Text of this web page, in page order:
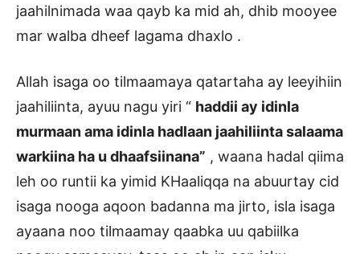
jaahilnimada waa qayb ka mid ah, dhib mooyee
mar walba dheef lagama dhaxlo .
Allah isaga oo tilmaamaya qatartaha ay leeyihiin
jaahiliinta, ayuu nagu yiri “ haddii ay idinla
murmaan ama idinla hadlaan jaahiliinta salaama
warkiina ha u dhaafsiinana” , waana hadal qiima
leh oo runtii ka yimid KHaaliqqa na abuurtay cid
isaga nooga aqoon badanna ma jirto, isla isaga
ayaana noo tilmaamay qaabka uu qabiilka